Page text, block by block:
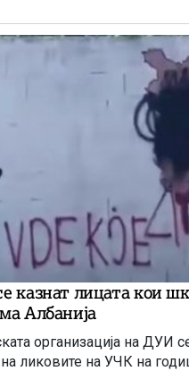
казнат лицата кои
Албанија
организација на ДУИ
ликовите на УЧК на